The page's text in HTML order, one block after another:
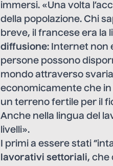
immersi. «Una volta
della popolazione. Chi
breve, il francese era la
diffusione: Internet non
persone possono
mondo attraverso
economicamente che
un terreno fertile per il
Anche nella lingua del
livelli».
I primi a essere stati
lavorativi settoriali, che